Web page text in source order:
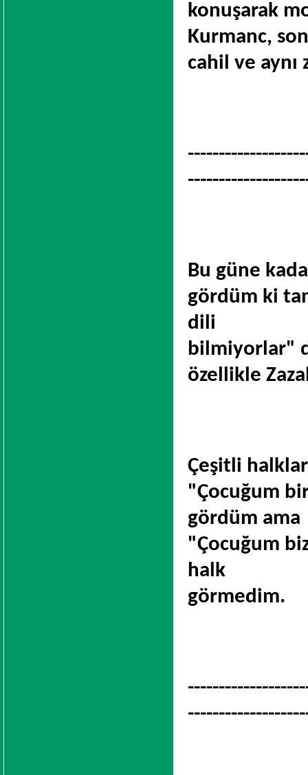
konuşarak
Kurmanc,
cahil ve aynı
Bu güne
gördüm ki
dili
bilmiyorlar"
özellikle
Çeşitli
"Çocuğum
gördüm ama
"Çocuğum
halk
görmedim.